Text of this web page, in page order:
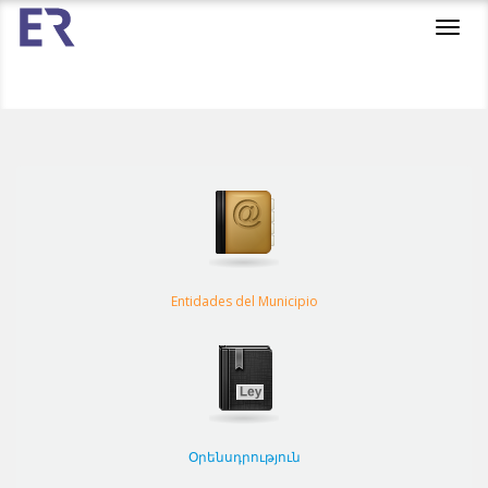
Entidades del Municipio
Օրենսդրություն